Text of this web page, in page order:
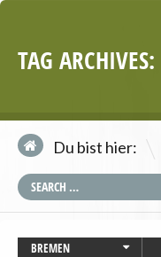
TAG ARCHIVES:
Du bist hier:
BREMEN